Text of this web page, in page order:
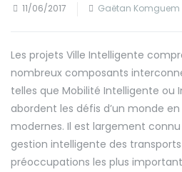
11/06/2017 Gaëtan Komguem
Les projets Ville Intelligente
nombreux composants
telles que Mobilité Intelligente ou
abordent les défis d’un monde
modernes. Il est largement
gestion intelligente des transports
préoccupations les plus